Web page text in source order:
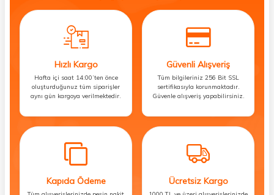
Hızlı Kargo
Hafta içi saat 14:00’ten önce
oluşturduğunuz tüm siparişler
aynı gün kargoya verilmektedir.
Güvenli Alışveriş
Tüm bilgileriniz 256 Bit SSL
sertifikasıyla korunmaktadır.
Güvenle alışveriş yapabilirsiniz.
Kapıda Ödeme Ücretsiz Kargo